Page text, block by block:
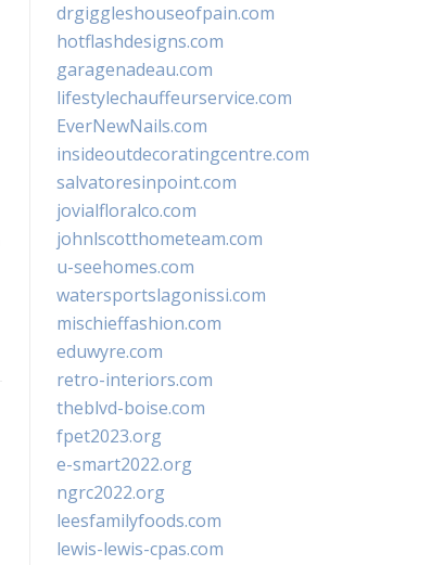
drgiggleshouseofpain.com
hotflashdesigns.com
garagenadeau.com
lifestylechauffeurservice.com
EverNewNails.com
insideoutdecoratingcentre.com
salvatoresinpoint.com
jovialfloralco.com
johnlscotthometeam.com
u-seehomes.com
watersportslagonissi.com
mischieffashion.com
eduwyre.com
retro-interiors.com
theblvd-boise.com
fpet2023.org
e-smart2022.org
ngrc2022.org
leesfamilyfoods.com
lewis-lewis-cpas.com